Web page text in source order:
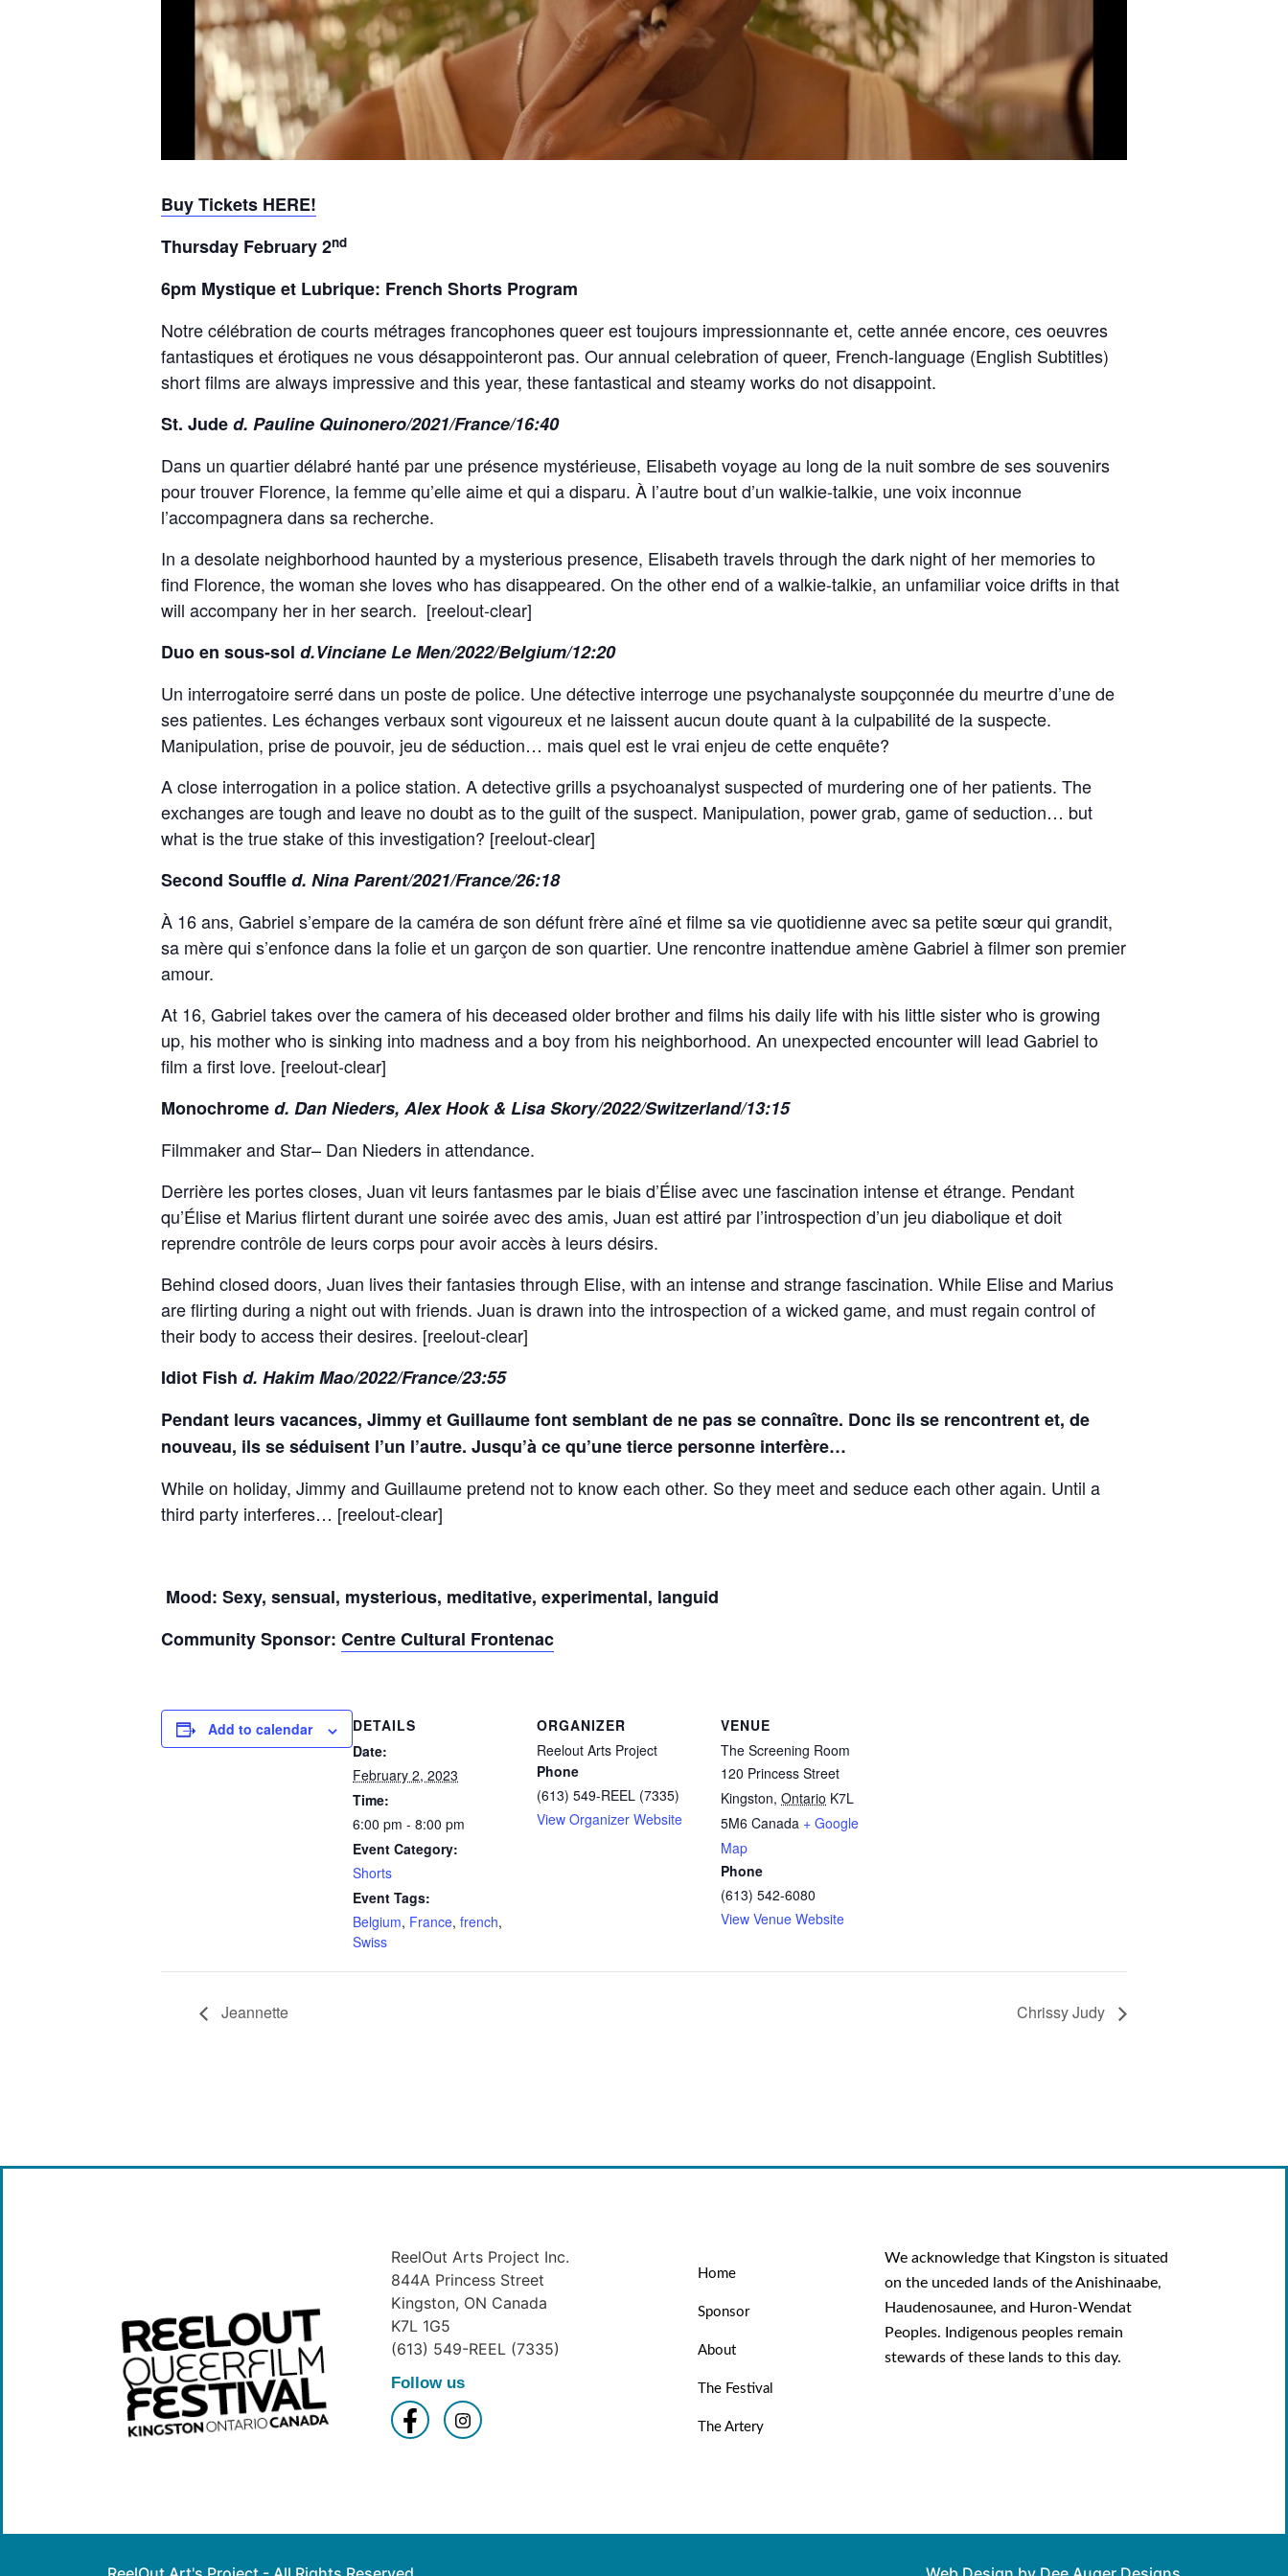
Buy Tickets HERE!
Thursday February 2nd
6pm Mystique et Lubrique: French Shorts Program
Notre célébration de courts métrages francophones queer est toujours impressionnante et, cette année encore, ces oeuvres
fantastiques et érotiques ne vous désappointeront pas. Our annual celebration of queer, French-language (English Subtitles)
short films are always impressive and this year, these fantastical and steamy works do not disappoint.
St. Juded. Pauline Quinonero/2021/France/16:40
Dans un quartier délabré hanté par une présence mystérieuse, Elisabeth voyage au long de la nuit sombre de ses souvenirs
pour trouver Florence, la femme qu’elle aime et qui a disparu. À l’autre bout d’un walkie-talkie, une voix inconnue
l’accompagnera dans sa recherche.
In a desolate neighborhood haunted by a mysterious presence, Elisabeth travels through the dark night of her memories to
find Florence, the woman she loves who has disappeared. On the other end of a walkie-talkie, an unfamiliar voice drifts in that
will accompany her in her search. [reelout-clear]
Duo en sous-sol d.Vinciane Le Men/2022/Belgium/12:20
Un interrogatoire serré dans un poste de police. Une détective interroge une psychanalyste soupçonnée du meurtre d’une de
ses patientes. Les échanges verbaux sont vigoureux et ne laissent aucun doute quant à la culpabilité de la suspecte.
Manipulation, prise de pouvoir, jeu de séduction… mais quel est le vrai enjeu de cette enquête?
A close interrogation in a police station. A detective grills a psychoanalyst suspected of murdering one of her patients. The
exchanges are tough and leave no doubt as to the guilt of the suspect. Manipulation, power grab, game of seduction… but
what is the true stake of this investigation? [reelout-clear]
Second Souffled. Nina Parent/2021/France/26:18
À 16 ans, Gabriel s’empare de la caméra de son défunt frère aîné et filme sa vie quotidienne avec sa petite sœur qui grandit,
sa mère qui s’enfonce dans la folie et un garçon de son quartier. Une rencontre inattendue amène Gabriel à filmer son premier
amour.
At 16, Gabriel takes over the camera of his deceased older brother and films his daily life with his little sister who is growing
up, his mother who is sinking into madness and a boy from his neighborhood. An unexpected encounter will lead Gabriel to
film a first love. [reelout-clear]
Monochromed. Dan Nieders, Alex Hook & Lisa Skory/2022/Switzerland/13:15
Filmmaker and Star– Dan Nieders in attendance.
Derrière les portes closes, Juan vit leurs fantasmes par le biais d’Élise avec une fascination intense et étrange. Pendant
qu’Élise et Marius flirtent durant une soirée avec des amis, Juan est attiré par l’introspection d’un jeu diabolique et doit
reprendre contrôle de leurs corps pour avoir accès à leurs désirs.
Behind closed doors, Juan lives their fantasies through Elise, with an intense and strange fascination. While Elise and Marius
are flirting during a night out with friends. Juan is drawn into the introspection of a wicked game, and must regain control of
their body to access their desires. [reelout-clear]
Idiot Fish d. Hakim Mao/2022/France/23:55
Pendant leurs vacances, Jimmy et Guillaume font semblant de ne pas se connaître. Donc ils se rencontrent et, de
nouveau, ils se séduisent l’un l’autre. Jusqu’à ce qu’une tierce personne interfère…
While on holiday, Jimmy and Guillaume pretend not to know each other. So they meet and seduce each other again. Until a
third party interferes… [reelout-clear]
Mood: Sexy, sensual, mysterious, meditative, experimental, languid
Community Sponsor: Centre Cultural Frontenac
Add to calendar
DETAILS
Date:
February 2, 2023
Time:
6:00 pm - 8:00 pm
Event Category:
Shorts
Event Tags:
Belgium, France, french,
Swiss
ORGANIZER
Reelout Arts Project
Phone
(613) 549-REEL (7335)
View Organizer Website
VENUE
The Screening Room
120 Princess Street
Kingston, Ontario K7L
5M6 Canada + Google
Map
Phone
(613) 542-6080
View Venue Website
Jeannette Chrissy Judy
ReelOut Arts Project Inc.
844A Princess Street
Kingston, ON Canada
K7L 1G5
(613) 549-REEL (7335)
Follow us
Home
Sponsor
About
The Festival
The Artery
We acknowledge that Kingston is situated
on the unceded lands of the Anishinaabe,
Haudenosaunee, and Huron-Wendat
Peoples. Indigenous peoples remain
stewards of these lands to this day.